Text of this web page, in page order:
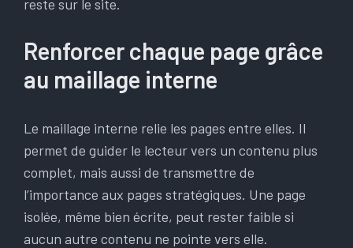
reste sur le site.
Renforcer chaque page grâce
au maillage interne
Le maillage interne relie les pages entre elles. Il
permet de guider le lecteur vers un contenu plus
complet, mais aussi de transmettre de
l’importance aux pages stratégiques. Une page
isolée, même bien écrite, peut rester faible si
aucun autre contenu ne pointe vers elle.